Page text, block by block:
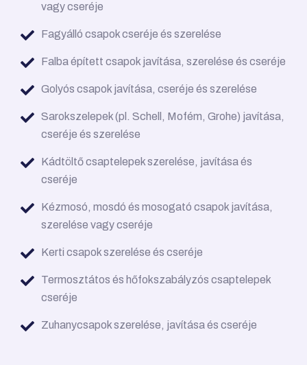
vagy cseréje
Fagyálló csapok cseréje és szerelése
Falba épített csapok javítása, szerelése és cseréje
Golyós csapok javítása, cseréje és szerelése
Sarokszelepek (pl. Schell, Mofém, Grohe) javítása,
cseréje és szerelése
Kádtöltő csaptelepek szerelése, javítása és
cseréje
Kézmosó, mosdó és mosogató csapok javítása,
szerelése vagy cseréje
Kerti csapok szerelése és cseréje
Termosztátos és hőfokszabályzós csaptelepek
cseréje
Zuhanycsapok szerelése, javítása és cseréje